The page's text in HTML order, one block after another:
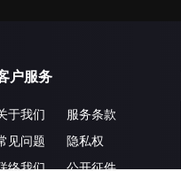
户服务
于我们
见问题
络我们
服务条款
隐私权
公开征件